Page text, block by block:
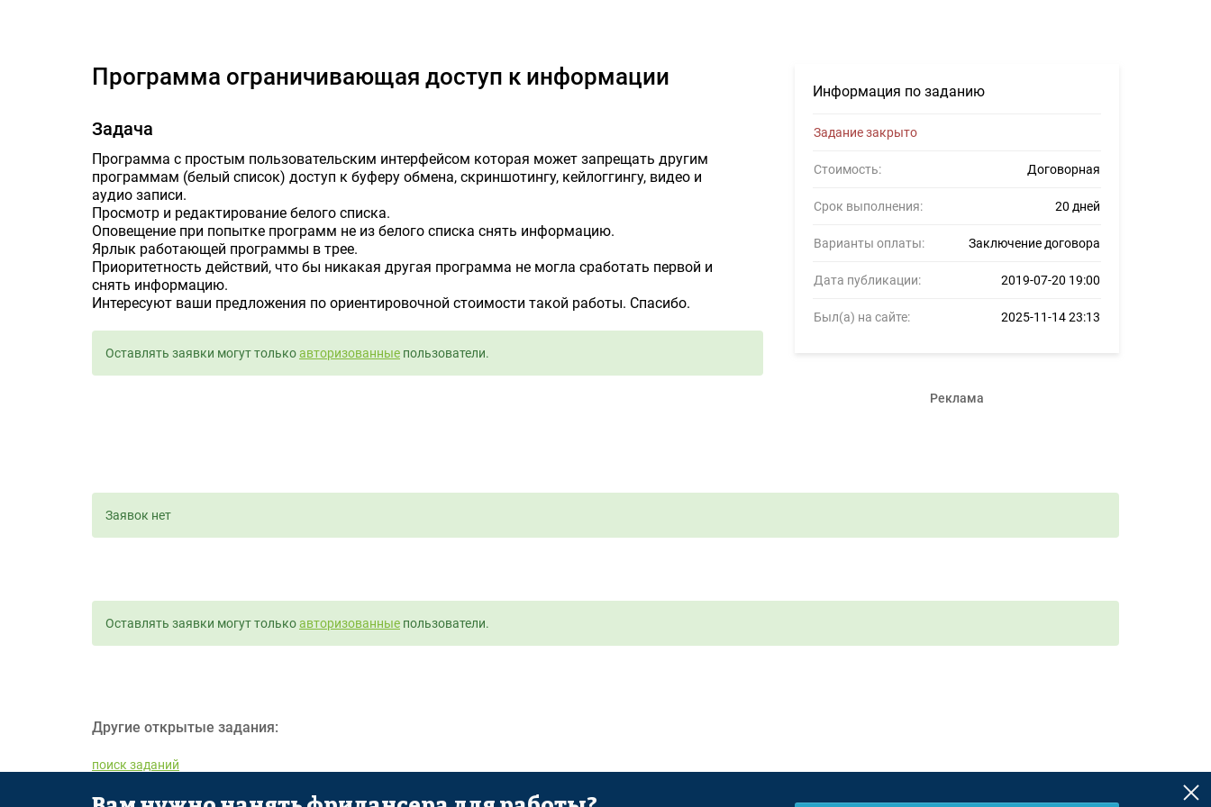
Информация по заданию
Задание закрыто
Стоимость: Договорная
Срок выполнения: 20 дней
Варианты оплаты: Заключение договора
Дата публикации: 2019-07-20 19:00
Был(а) на сайте: 2025-11-14 23:13
Реклама
Программа ограничивающая доступ к информации
Задача
Программа с простым пользовательским интерфейсом которая может запрещать другим
программам (белый список) доступ к буферу обмена, скриншотингу, кейлоггингу, видео и
аудио записи.
Просмотр и редактирование белого списка.
Оповещение при попытке программ не из белого списка снять информацию.
Ярлык работающей программы в трее.
Приоритетность действий, что бы никакая другая программа не могла сработать первой и
снять информацию.
Интересуют ваши предложения по ориентировочной стоимости такой работы. Спасибо.
Оставлять заявки могут толькоавторизованные пользователи.
Заявок нет
Оставлять заявки могут толькоавторизованные пользователи.
Другие открытые задания:
поиск заданий